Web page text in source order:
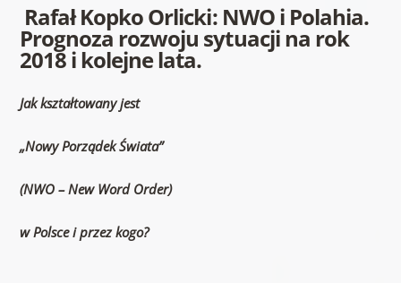
Rafał Kopko Orlicki: NWO i Polahia.
Prognoza rozwoju sytuacji na rok
2018 i kolejne lata.
Jak kształtowany jest
„Nowy Porządek Świata”
(NWO – New Word Order)
w Polsce i przez kogo?